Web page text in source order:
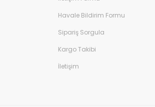
Havale Bildirim Formu
Sipariş Sorgula
Kargo Takibi
İletişim